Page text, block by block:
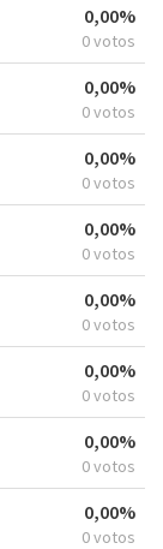
0,00%
0 votos
0,00%
0 votos
0,00%
0 votos
0,00%
0 votos
0,00%
0 votos
0,00%
0 votos
0,00%
0 votos
0,00%
0 votos